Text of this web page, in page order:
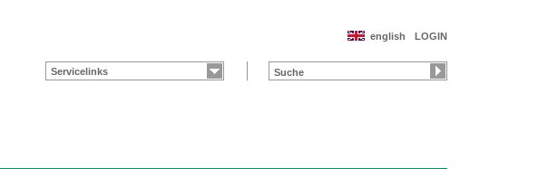
LOGIN
english
Servicelinks